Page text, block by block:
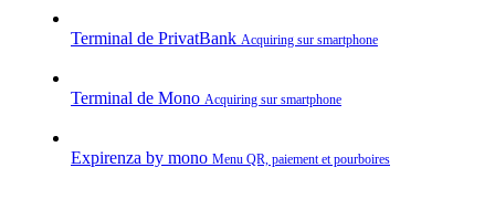
Terminal de PrivatBank Acquiring sur smartphone
Terminal de Mono Acquiring sur smartphone
Expirenza by mono Menu QR, paiement et pourboires